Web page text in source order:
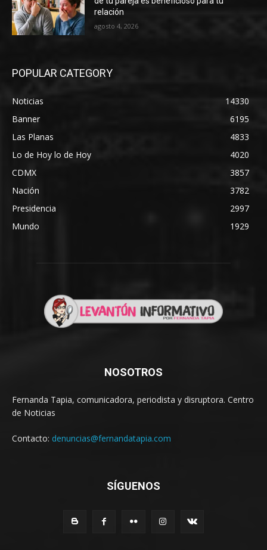
relación
agosto 4, 2026
POPULAR CATEGORY
Noticias
14330
Banner
6195
Las Planas
4833
Lo de Hoy lo de Hoy
4020
CDMX
3857
Nación
3782
Presidencia
2997
Mundo
1929
NOSOTROS
Fernanda Tapia, comunicadora, periodista y disruptora. Centro
de Noticias
Contacto: denuncias@fernandatapia.com
SÍGUENOS